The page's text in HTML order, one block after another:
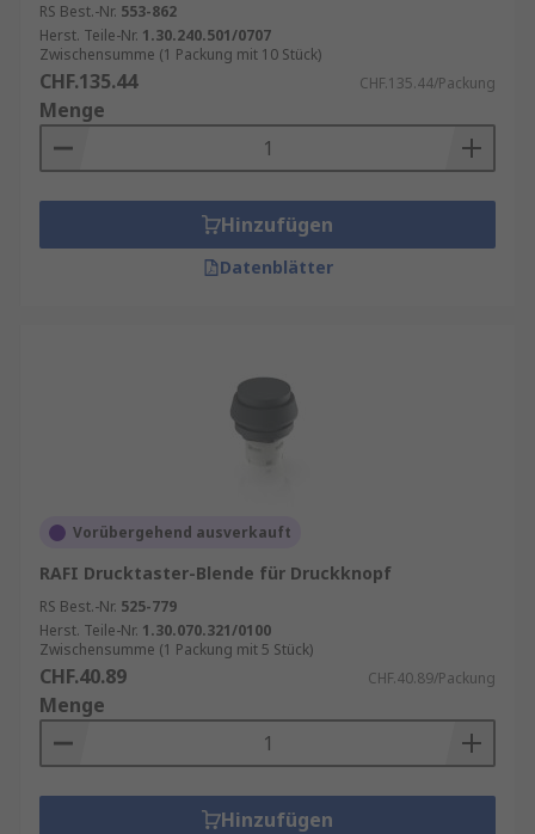
sicherzustellen, dass Geräte sicher und effektiv
funktionieren.
RS Best.-Nr. 553-862
Herst. Teile-Nr. 1.30.240.501/0707
Zwischensumme (1 Packung mit 10 Stück)
CHF.135.44 CHF.135.44/Packung
Menge
Hinzufügen
Datenblätter
Vorübergehend ausverkauft
RAFI Drucktaster-Blende für Druckknopf
RS Best.-Nr. 525-779
Herst. Teile-Nr. 1.30.070.321/0100
Zwischensumme (1 Packung mit 5 Stück)
CHF.40.89 CHF.40.89/Packung
Menge
Hinzufügen